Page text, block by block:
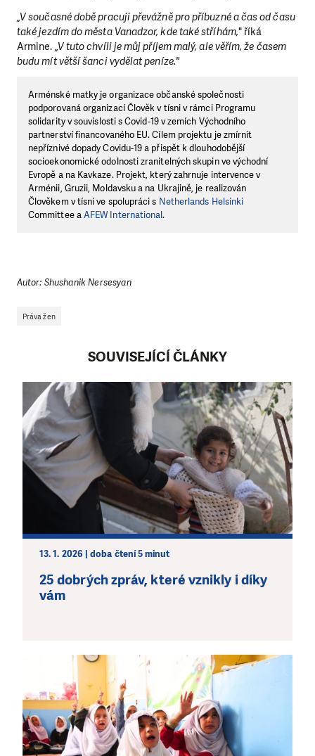
„V současné době pracuji převážně pro příbuzné a čas od času
také jezdím do města Vanadzor, kde také stříhám," říká
Armine. „V tuto chvíli je můj příjem malý, ale věřím, že časem
budu mít větší šanci vydělat peníze."
Arménské matky je organizace občanské společnosti
podporovaná organizací Člověk v tísni v rámci Programu
solidarity v souvislosti s Covid-19 v zemích Východního
partnerství financovaného EU. Cílem projektu je zmírnit
nepříznivé dopady Covidu-19 a přispět k dlouhodobější
socioekonomické odolnosti zranitelných skupin ve východní
Evropě a na Kavkaze. Projekt, který zahrnuje intervence v
Arménii, Gruzii, Moldavsku a na Ukrajině, je realizován
Člověkem v tísni ve spolupráci s Netherlands Helsinki
Committee aAFEW International.
Autor: Shushanik Nersesyan
Práva žen
SOUVISEJÍCÍ ČLÁNKY
13. 1. 2026 | doba čtení 5 minut
25 dobrých zpráv, které vznikly i díky
vám
LÍBÍ SE VÁM, CO DĚLÁME?
PODPOŘTE NÁS!